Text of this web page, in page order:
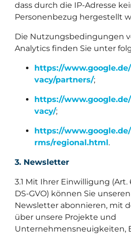
dass durch die IP-Adresse
Personenbezug hergestellt
Die Nutzungsbedingungen
Analytics finden Sie unter
https://
vacy/partners/;
https://
vacy/;
https://
rms/regional.html.
3. Newsletter
3.1 Mit Ihrer Einwilligung (Art.
DS-GVO) können Sie
Newsletter abonnieren, mit
über unsere Projekte und
Unternehmensneuigkeiten,